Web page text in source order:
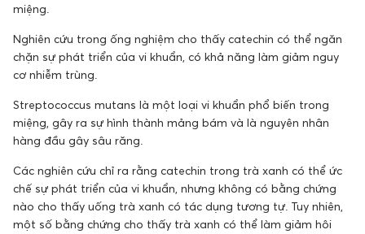
miệng.
Nghiên cứu trong ống nghiệm cho thấy catechin có thể ngăn
chặn sự phát triển của vi khuẩn, có khả năng làm giảm nguy
cơ nhiễm trùng.
Streptococcus mutans là một loại vi khuẩn phổ biến trong
miệng, gây ra sự hình thành mảng bám và là nguyên nhân
hàng đầu gây sâu răng.
Các nghiên cứu chỉ ra rằng catechin trong trà xanh có thể ức
chế sự phát triển của vi khuẩn, nhưng không có bằng chứng
nào cho thấy uống trà xanh có tác dụng tương tự. Tuy nhiên,
một số bằng chứng cho thấy trà xanh có thể làm giảm hôi